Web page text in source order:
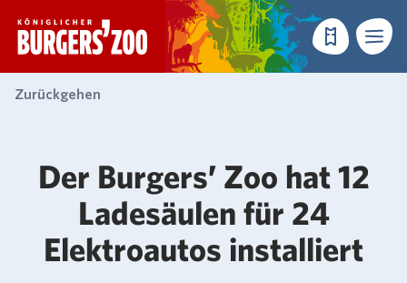
- Startseite
Reservieren
Menü
Zurückgehen
Der Burgers’ Zoo hat 12
Ladesäulen für 24
Elektroautos installiert